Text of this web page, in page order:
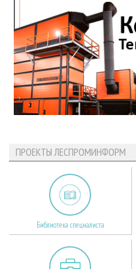
ПРОЕКТЫ ЛЕСПРОМИНФОРМ
Библиотека специалиста